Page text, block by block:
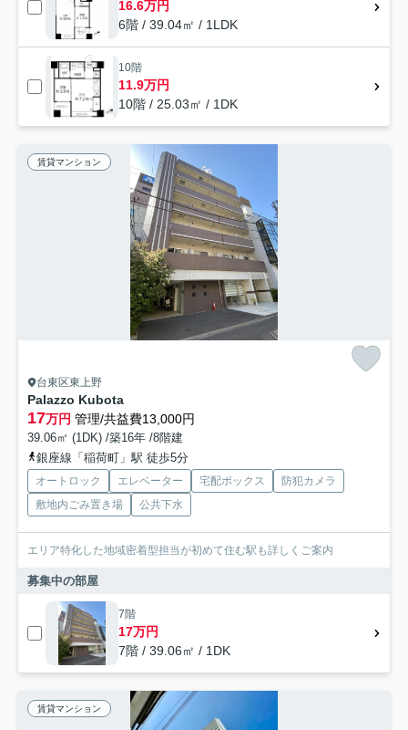
16.6万円
6階 / 39.04㎡ / 1LDK
10階
11.9万円
10階 / 25.03㎡ / 1DK
賃貸マンション
台東区東上野
Palazzo Kubota
17万円 管理/共益費13,000円
39.06㎡ (1DK) /築16年 /8階建
銀座線「稲荷町」駅 徒歩5分
オートロック エレベーター 宅配ボックス
防犯カメラ
敷地内ごみ置き場
公共下水
エリア特化した地域密着型担当が初めて住む駅も詳しくご案内
募集中の部屋
7階
17万円
7階 / 39.06㎡ / 1DK
賃貸マンション